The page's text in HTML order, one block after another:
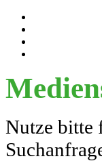
Nutze bitte